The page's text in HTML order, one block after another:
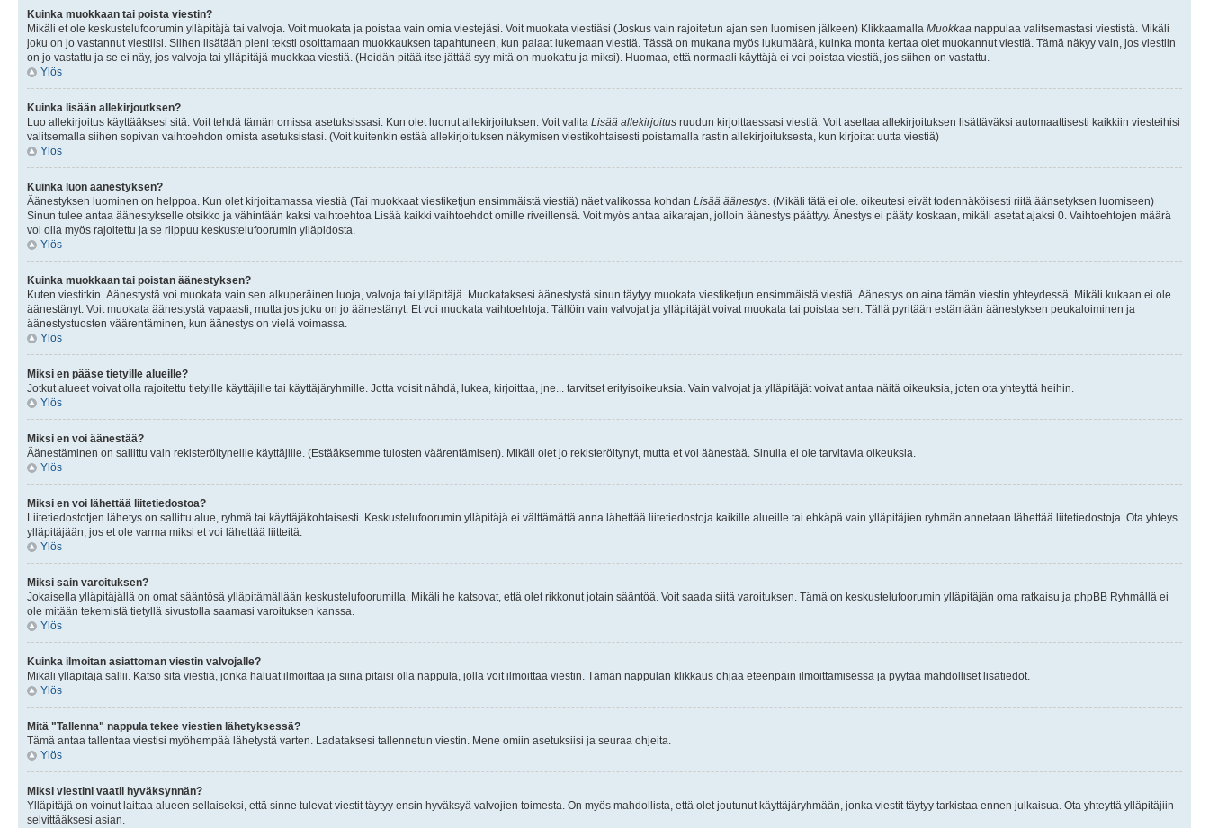
Kuinka muokkaan tai poista viestin?
Mikäli et ole keskustelufoorumin ylläpitäjä tai valvoja. Voit muokata ja poistaa vain omia viestejäsi. Voit muokata viestiäsi (Joskus vain rajoitetun ajan sen luomisen jälkeen) Klikkaamalla Muokkaa nappulaa valitsemastasi viestistä. Mikäli
joku on jo vastannut viestiisi. Siihen lisätään pieni teksti osoittamaan muokkauksen tapahtuneen, kun palaat lukemaan viestiä. Tässä on mukana myös lukumäärä, kuinka monta kertaa olet muokannut viestiä. Tämä näkyy vain, jos viestiin
on jo vastattu ja se ei näy, jos valvoja tai ylläpitäjä muokkaa viestiä. (Heidän pitää itse jättää syy mitä on muokattu ja miksi). Huomaa, että normaali käyttäjä ei voi poistaa viestiä, jos siihen on vastattu.
Ylös
Kuinka lisään allekirjoutksen?
Luo allekirjoitus käyttääksesi sitä. Voit tehdä tämän omissa asetuksissasi. Kun olet luonut allekirjoituksen. Voit valita Lisää allekirjoitus ruudun kirjoittaessasi viestiä. Voit asettaa allekirjoituksen lisättäväksi automaattisesti kaikkiin viesteihisi
valitsemalla siihen sopivan vaihtoehdon omista asetuksistasi. (Voit kuitenkin estää allekirjoituksen näkymisen viestikohtaisesti poistamalla rastin allekirjoituksesta, kun kirjoitat uutta viestiä)
Ylös
Kuinka luon äänestyksen?
Äänestyksen luominen on helppoa. Kun olet kirjoittamassa viestiä (Tai muokkaat viestiketjun ensimmäistä viestiä) näet valikossa kohdan Lisää äänestys . (Mikäli tätä ei ole. oikeutesi eivät todennäköisesti riitä äänsetyksen luomiseen)
Sinun tulee antaa äänestykselle otsikko ja vähintään kaksi vaihtoehtoa Lisää kaikki vaihtoehdot omille riveillensä. Voit myös antaa aikarajan, jolloin äänestys päättyy. Änestys ei pääty koskaan, mikäli asetat ajaksi 0. Vaihtoehtojen määrä
voi olla myös rajoitettu ja se riippuu keskustelufoorumin ylläpidosta.
Ylös
Kuinka muokkaan tai poistan äänestyksen?
Kuten viestitkin. Äänestystä voi muokata vain sen alkuperäinen luoja, valvoja tai ylläpitäjä. Muokataksesi äänestystä sinun täytyy muokata viestiketjun ensimmäistä viestiä. Äänestys on aina tämän viestin yhteydessä. Mikäli kukaan ei ole
äänestänyt. Voit muokata äänestystä vapaasti, mutta jos joku on jo äänestänyt. Et voi muokata vaihtoehtoja. Tällöin vain valvojat ja ylläpitäjät voivat muokata tai poistaa sen. Tällä pyritään estämään äänestyksen peukaloiminen ja
äänestystuosten väärentäminen, kun äänestys on vielä voimassa.
Ylös
Miksi en pääse tietyille alueille?
Jotkut alueet voivat olla rajoitettu tietyille käyttäjille tai käyttäjäryhmille. Jotta voisit nähdä, lukea, kirjoittaa, jne... tarvitset erityisoikeuksia. Vain valvojat ja ylläpitäjät voivat antaa näitä oikeuksia, joten ota yhteyttä heihin.
Ylös
Miksi en voi äänestää?
Äänestäminen on sallittu vain rekisteröityneille käyttäjille. (Estääksemme tulosten väärentämisen). Mikäli olet jo rekisteröitynyt, mutta et voi äänestää. Sinulla ei ole tarvitavia oikeuksia.
Ylös
Miksi en voi lähettää liitetiedostoa?
Liitetiedostotjen lähetys on sallittu alue, ryhmä tai käyttäjäkohtaisesti. Keskustelufoorumin ylläpitäjä ei välttämättä anna lähettää liitetiedostoja kaikille alueille tai ehkäpä vain ylläpitäjien ryhmän annetaan lähettää liitetiedostoja. Ota yhteys
ylläpitäjään, jos et ole varma miksi et voi lähettää liitteitä.
Ylös
Miksi sain varoituksen?
Jokaisella ylläpitäjällä on omat sääntösä ylläpitämällään keskustelufoorumilla. Mikäli he katsovat, että olet rikkonut jotain sääntöä. Voit saada siitä varoituksen. Tämä on keskustelufoorumin ylläpitäjän oma ratkaisu ja phpBB Ryhmällä ei
ole mitään tekemistä tietyllä sivustolla saamasi varoituksen kanssa.
Ylös
Kuinka ilmoitan asiattoman viestin valvojalle?
Mikäli ylläpitäjä sallii. Katso sitä viestiä, jonka haluat ilmoittaa ja siinä pitäisi olla nappula, jolla voit ilmoittaa viestin. Tämän nappulan klikkaus ohjaa eteenpäin ilmoittamisessa ja pyytää mahdolliset lisätiedot.
Ylös
Mitä "Tallenna" nappula tekee viestien lähetyksessä?
Tämä antaa tallentaa viestisi myöhempää lähetystä varten. Ladataksesi tallennetun viestin. Mene omiin asetuksiisi ja seuraa ohjeita.
Ylös
Miksi viestini vaatii hyväksynnän?
Ylläpitäjä on voinut laittaa alueen sellaiseksi, että sinne tulevat viestit täytyy ensin hyväksyä valvojien toimesta. On myös mahdollista, että olet joutunut käyttäjäryhmään, jonka viestit täytyy tarkistaa ennen julkaisua. Ota yhteyttä ylläpitäjiin
selvittääksesi asian.